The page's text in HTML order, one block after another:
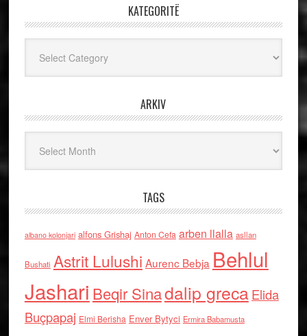
KATEGORITË
ARKIV
TAGS
albano kolonjari alfons Grishaj Anton Cefa arben llalla asllan
Bushati Astrit Lulushi Aurenc Bebja Behlul
Jashari Beqir Sinadalip grecaElida
Buçpapaj Elmi Berisha Enver Bytyci Ermira Babamusta